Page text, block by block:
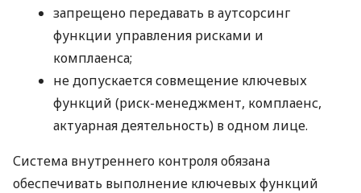
запрещено передавать в аутсорсинг
функции управления рисками и
комплаенса;
не допускается совмещение ключевых
функций (риск-менеджмент, комплаенс,
актуарная деятельность) в одном лице.
Система внутреннего контроля обязана
обеспечивать выполнение ключевых функций